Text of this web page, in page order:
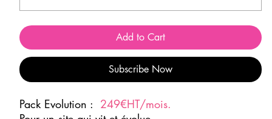
Add to Cart
Subscribe Now
Pack Evolution : 249€HT/mois.